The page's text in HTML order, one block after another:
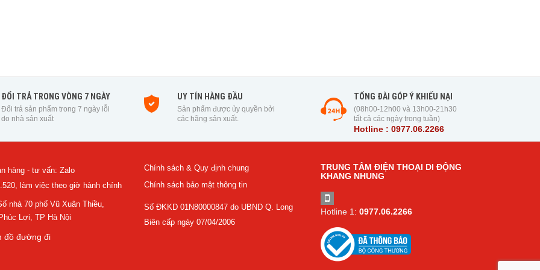
ĐỔI TRẢ TRONG VÒNG 7 NGÀY
Đổi trả sản phẩm trong 7 ngày lỗi
do nhà sản xuất
UY TÍN HÀNG ĐẦU
Sản phẩm được ủy quyền bởi
các hãng sản xuất.
TỔNG ĐÀI GÓP Ý KHIẾU NẠI
(08h00-12h00 và 13h00-21h30
tất cả các ngày trong tuần)
Hotline : 0977.06.2266
hàng - tư vấn: Zalo
làm việc theo giờ hành chính
nhà 70 phố Vũ Xuân Thiều,
Lợi, TP Hà Nội
đồ đường đi
Chính sách & Quy định chung
Chính sách bảo mật thông tin
Số ĐKKD 01N80000847 do UBND Q. Long
Biên cấp ngày 07/04/2006
TRUNG TÂM ĐIỆN THOẠI DI ĐỘNG
KHANG NHUNG
Hotline 1: 0977.06.2266